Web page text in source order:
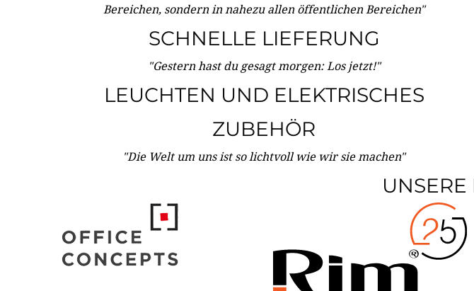
Bereichen, sondern in nahezu allen öffentlichen Bereichen"
SCHNELLE LIEFERUNG
"Gestern hast du gesagt morgen: Los jetzt!"
LEUCHTEN UND ELEKTRISCHES
ZUBEHÖR
"Die Welt um uns ist so lichtvoll wie wir sie machen"
UNSERE